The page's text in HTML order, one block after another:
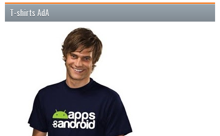
T-shirts AdA